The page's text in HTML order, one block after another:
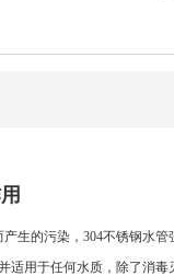
生的污染，304不锈钢水
适用于任何水质，除了消